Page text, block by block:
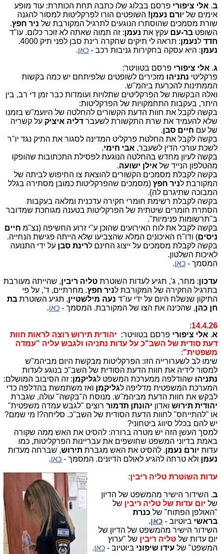
ב. אלי ציפורי פרסם בבלוג שלו כתבה תחת הכותרת: עוד מופע
אימים של יורם נעמן! השופטים הורו לפרקליטות למסור להגנה
שורת מסמכים שהוסתרו הנוגעים לתרגיל המקורבת של ניר חפץ.
השופט בר-עם עקץ את נעמן: זה תמוה שאתה לא זוכר כלום. עו"ד
חדד לנעמן: תראה לי תיקים שחקרה רינת סבן לפני תיק 4000.
נעמן: היא עסקה בחקירות גניבות רכב - כאן.
ג. אלי ציפורי פרסם בטוויטר:
פרקליטי נתניהו מזכירים לשופטים שלפיתחם יש כמה בקשות
הממתינות להכרעת ביהמ"ש.
ואלה הבקשות של הפרקליטים שתלויות ועומדות כבר זמן די רב, בין
היתר, בעקבות התחמקויות של הפרקליטות:
בקשה לקבל את חוות הדעת הקשורים להחלטה של היועמ"ש בזמנו
שלא להעמיד את שרת התקשורת לשעבר דליה איציק על קשריה
של עם חיים סבן.
בקשה לקבל את החלטת פרקליט המדינה לסגור את התיק נגד יו"ר
לשכת עורכי הדין לשעבר, אבי חימי.
בקשה לעיון מחדש בהחלטה הנוגעת לפסילת התכתובות שהופקו
מהטלפון הנייד של אילן ישועה.
בקשה לקבלת מסמכים הקשורים להוצאת צו החיפוש לביתה של
המקורבת לניר חפץ (מסמכים שהפרקליטות כמובן מסתירה בגלל
המבוכה שתיגרם לה).
בקשה לקבלת רשימת חומרי חקירה עדכנית ומלאה בעקבות
הסתרת חומרים שיטתית של הפרקליטות בטענה מגוחכת שמדובר
ב"תרשומות פנימיות".
בקשה לקבל את לוח האירועים שהוכן ע"י זרוע החשיפה (נצ"מ חיים
ניסים) ודו"ח האיכונים המלא שהצביעו שלא הייתה פגישת הנחייה.
בקשה לקבלת מסמכים על ייצוג החינם לרינת סבן על ידי התנועה
לאיכות השלטון.
המסמך - כאן.
עדכון: מחר, ג', תגיע לעדות השוטרת טליה ריבין, שהייתה מעורבת
בתרגיל החקירה של המקורבת לניר חפץ. מחרתיים, ד', על פי
התיקון שנשלח היום על ידי עו"ד נעה מילשטיין, תגיע השוטרת בת
חן כהן, שהכינה את הצו של המקורבת. המסמך - כאן.
14.4.26
:
א. אלי ציפורי פרסם בטוויטר: יהודית תירוש רוצה לראות חוות
דעת סודית של השב"כ על עדות נתניהו ולגבש עליה "עמדה
משפטית":
שימו לב לשערורייה הזו: הפרקליטות מבקשת היום מביהמ"ש
למסור לידיה את חוות הדעת הסודית של השב"כ בנוגע לעדות
נתניהו שהודלפה ממערכת המשפט לגליקמן: זה הסיבוב המושלם:
המערכת המשפטית מדליפה לגליקמן ואז משתמשת בהדלפה כדי
לבקש את חוות הדעת מביהמ"ש. מנוסח ה"בקשה" עולה, שגברת
יהודית תירוש ואדון יהונתן תדמור רוצים "לגבש עמדה משפטית"
או "להתייחס" לחוות הדעת הסודית של השב"כ. סליחה?! מי שמם?
יש להם בכלל סיווג ביטחוני?
למסך העשן הזה יש מטרה ברורה: להסיט את האש ממה שקורה
באמת בדיוני המשפט שחושפים את עבריינות הפרקליטות, כמו
עדות יורם נעמן. להסיט את האש מגברת תירוש, שברחה מעדות
נעמן ולא טרחה להגיע לאולם הדיונים. המסמך - כאן.
עדות השוטרת טליה ריבין:
ב. השידור הישיר מהמשפט של הדיון
של יום עדות של טליה ריבין של
"האולפן הפתוח" של כנרת
בראשי ביוטיוב - כאן.
השידור הישיר מהמשפט של הדיון של
יום עדות של טליה ריבין של "ערוץ
המשפט" של עידו שיפוני ביוטיוב - כאן.